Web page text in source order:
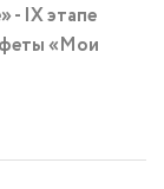
- IX этапе
«Мои